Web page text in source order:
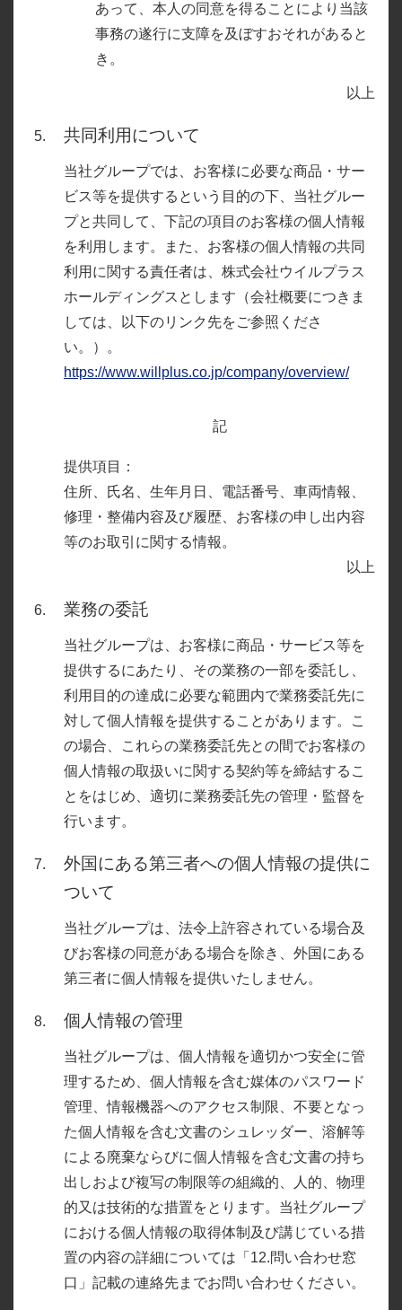
あって、本人の同意を得ることにより当該
事務の遂行に支障を及ぼすおそれがあると
き。
以上
共同利用について
当社グループでは、お客様に必要な商品・サー
ビス等を提供するという目的の下、当社グルー
プと共同して、下記の項目のお客様の個人情報
を利用します。また、お客様の個人情報の共同
利用に関する責任者は、株式会社ウイルプラス
ホールディングスとします（会社概要につきま
しては、以下のリンク先をご参照くださ
い。）。
https://www.willplus.co.jp/company/overview/
記
提供項目：
住所、氏名、生年月日、電話番号、車両情報、
修理・整備内容及び履歴、お客様の申し出内容
等のお取引に関する情報。
以上
業務の委託
当社グループは、お客様に商品・サービス等を
提供するにあたり、その業務の一部を委託し、
利用目的の達成に必要な範囲内で業務委託先に
対して個人情報を提供することがあります。こ
の場合、これらの業務委託先との間でお客様の
個人情報の取扱いに関する契約等を締結するこ
とをはじめ、適切に業務委託先の管理・監督を
行います。
外国にある第三者への個人情報の提供に
ついて
当社グループは、法令上許容されている場合及
びお客様の同意がある場合を除き、外国にある
第三者に個人情報を提供いたしません。
個人情報の管理
当社グループは、個人情報を適切かつ安全に管
理するため、個人情報を含む媒体のパスワード
管理、情報機器へのアクセス制限、不要となっ
た個人情報を含む文書のシュレッダー、溶解等
による廃棄ならびに個人情報を含む文書の持ち
出しおよび複写の制限等の組織的、人的、物理
的又は技術的な措置をとります。当社グループ
における個人情報の取得体制及び講じている措
置の内容の詳細については「12.問い合わせ窓
口」記載の連絡先までお問い合わせください。